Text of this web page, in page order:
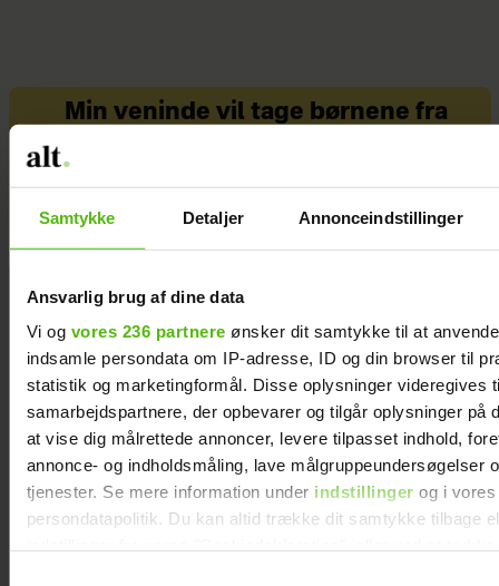
Samtykke Detaljer Annonceindstillinger
Ansvarlig brug af dine data
Vi og vores 236 partnere ønsker dit samtykke til at
indsamle persondata om IP-adresse, ID og din browser til
statistik og marketingformål. Disse oplysninger videregives
samarbejdspartnere, der opbevarer og tilgår oplysninger på
at vise dig målrettede annoncer, levere tilpasset indhold,
annonce- og indholdsmåling, lave målgruppeundersøgelser
tjenester. Se mere information under indstillinger og i vores
persondatapolitik. Du kan altid trække dit samtykke tilbage
Varmeknopper kan også opstå dybere
i hudens ydre lag, og sker det, vil
knopperne være mere intense og klø
eller prikke.
Knopperne opstår gerne, hvis du eller
længere tid.
Miliaria profunda
Den mest sjældne form er miliaria
profunda, som især ses hos voksne,
der har haft miliaria rubra.
Varmeknopperne opstår i hudens
dybere lag, og er mest tydelige, hvis
Min veninde vil tage børnene fra
hendes grund